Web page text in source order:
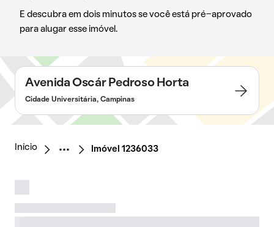
E descubra em dois minutos se você está pré-aprovado
para alugar esse imóvel.
Avenida Oscár Pedroso Horta
Cidade Universitária, Campinas
Início Imóvel 1236033